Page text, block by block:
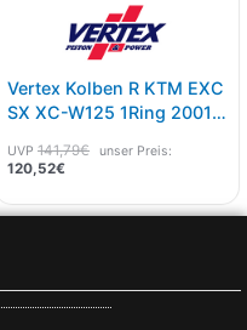
Vertex Kolben R KTM EXC
SX XC-W125 1Ring 2001-
UVP 141,79€ unser Preis:
120,52€